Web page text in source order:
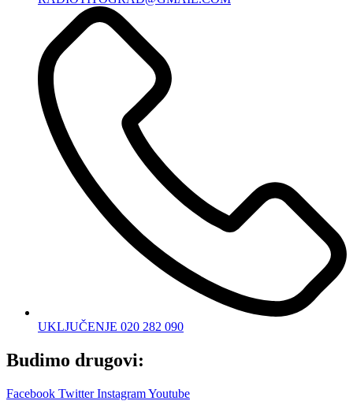
UKLJUČENJE 020 282 090
Budimo drugovi:
Facebook Twitter InstagramYoutube